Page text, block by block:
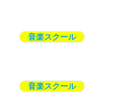
音楽スクール
音楽スクール